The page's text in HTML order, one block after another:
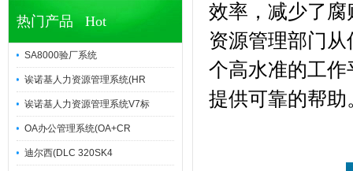
热门产品 Hot
SA8000验厂系统
诶诺基人力资源管理系统(HR
诶诺基人力资源管理系统V7标
OA办公管理系统(OA+CR
迪尔西(DLC 320SK4
效率，减少了
资源管理部门
个高水准的工
提供可靠的帮助